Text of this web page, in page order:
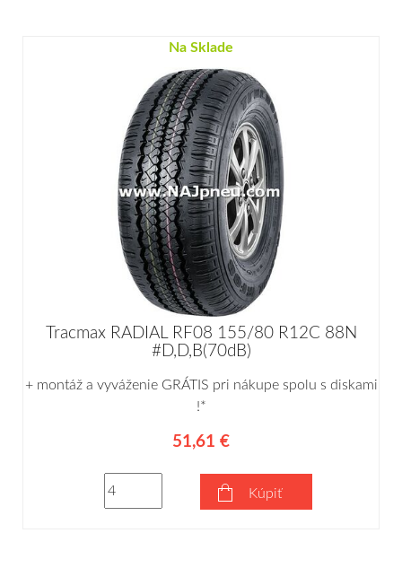
Na Sklade
Tracmax RADIAL RF08 155/80 R12C 88N
#D,D,B(70dB)
+ montáž a vyváženie GRÁTIS pri nákupe spolu s diskami
!*
51,61 €
Kúpiť